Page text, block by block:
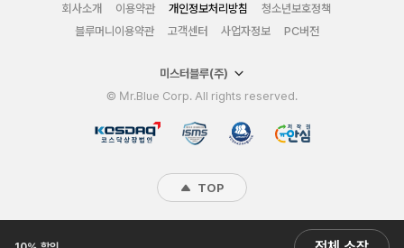
회사소개 이용약관 개인정보처리방침
청소년보호정책
블루머니이용약관
고객센터 사업자정보 PC버전
미스터블루(주)
© Mr.Blue Corp. All rights reserved.
TOP